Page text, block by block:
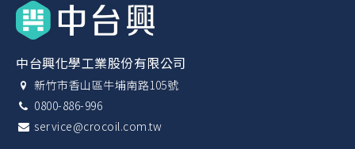
中台興化學工業股份有限公司
新竹市香山區牛埔南路105號
0800-886-996
service@crocoil.com.tw